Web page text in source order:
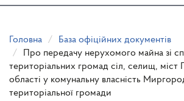
Головна
База офіційних документів
Про передачу нерухомого майна зі
територіальних громад сіл, селищ, міст
області у комунальну власність
територіальної громади